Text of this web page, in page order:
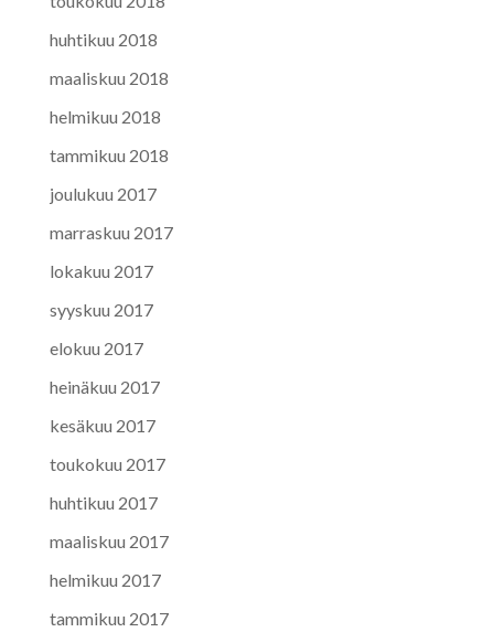
huhtikuu 2018
maaliskuu 2018
helmikuu 2018
tammikuu 2018
joulukuu 2017
marraskuu 2017
lokakuu 2017
syyskuu 2017
elokuu 2017
heinäkuu 2017
kesäkuu 2017
toukokuu 2017
huhtikuu 2017
maaliskuu 2017
helmikuu 2017
tammikuu 2017